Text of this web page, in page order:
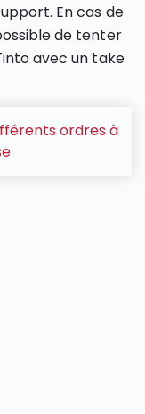
En cas de
de tenter
avec un take
ordres à